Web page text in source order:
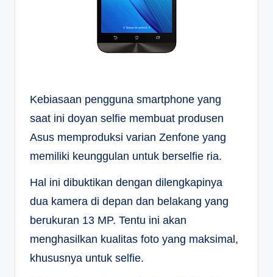
Kebiasaan pengguna smartphone yang
saat ini doyan selfie membuat produsen
Asus memproduksi varian Zenfone yang
memiliki keunggulan untuk berselfie ria.
Hal ini dibuktikan dengan dilengkapinya
dua kamera di depan dan belakang yang
berukuran 13 MP. Tentu ini akan
menghasilkan kualitas foto yang maksimal,
khususnya untuk selfie.